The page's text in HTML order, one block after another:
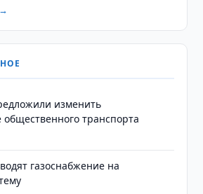
изменить
транспорта
газоснабжение на